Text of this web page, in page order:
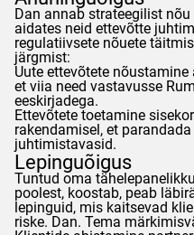
Dan annab strateegilist
aidates neid ettevõtte
regulatiivsete nõuete
järgmist:
Uute ettevõtete
et viia need vastavusse
eeskirjadega.
Ettevõtete toetamine
rakendamisel, et
juhtimistavasid.
Lepinguõigus
Tuntud oma
poolest, koostab, peab
lepinguid, mis kaitsevad
riske. Dan. Tema